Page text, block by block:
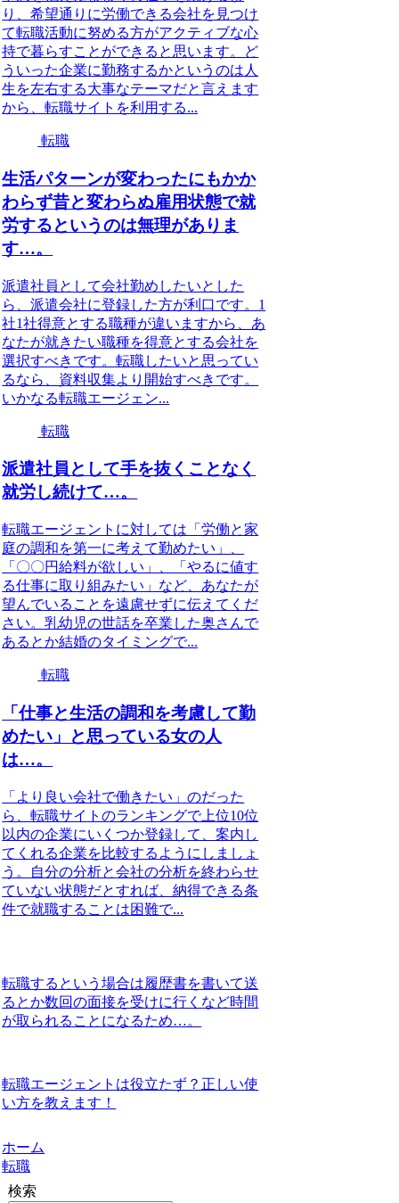
り、希望通りに労働できる会社を見つけ
て転職活動に努める方がアクティブな心
持で暮らすことができると思います。ど
ういった企業に勤務するかというのは人
生を左右する大事なテーマだと言えます
から、転職サイトを利用する...
転職
生活パターンが変わったにもかか
わらず昔と変わらぬ雇用状態で就
労するというのは無理がありま
す…。
派遣社員として会社勤めしたいとした
ら、派遣会社に登録した方が利口です。1
社1社得意とする職種が違いますから、あ
なたが就きたい職種を得意とする会社を
選択すべきです。転職したいと思ってい
るなら、資料収集より開始すべきです。
いかなる転職エージェン...
転職
派遣社員として手を抜くことなく
就労し続けて…。
転職エージェントに対しては「労働と家
庭の調和を第一に考えて勤めたい」、
「〇〇円給料が欲しい」、「やるに値す
る仕事に取り組みたい」など、あなたが
望んでいることを遠慮せずに伝えてくだ
さい。乳幼児の世話を卒業した奥さんで
あるとか結婚のタイミングで...
転職
「仕事と生活の調和を考慮して勤
めたい」と思っている女の人
は…。
「より良い会社で働きたい」のだった
ら、転職サイトのランキングで上位10位
以内の企業にいくつか登録して、案内し
てくれる企業を比較するようにしましょ
う。自分の分析と会社の分析を終わらせ
ていない状態だとすれば、納得できる条
件で就職することは困難で...
転職するという場合は履歴書を書いて送
るとか数回の面接を受けに行くなど時間
が取られることになるため…。
転職エージェントは役立たず？正しい使
い方を教えます！
ホーム
転職
検索